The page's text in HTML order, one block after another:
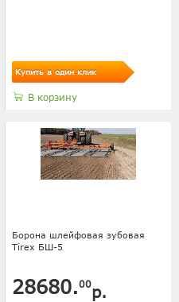
Купить в один клик
В корзину
Борона шлейфовая зубовая
Tirex БШ-5
28680.00р.